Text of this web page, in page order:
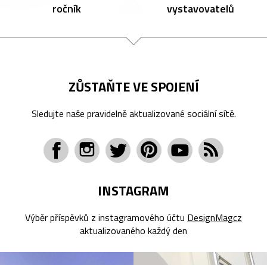
ročník vystavovatelů
ZŮSTAŇTE VE SPOJENÍ
Sledujte naše pravidelně aktualizované sociální sítě.
INSTAGRAM
Výběr příspěvků z instagramového účtu DesignMagcz
aktualizovaného každý den